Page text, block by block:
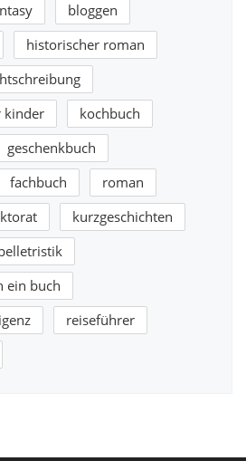
bloggen
historischer roman
kinder
kochbuch
geschenkbuch
fachbuch
roman
kurzgeschichten
ein buch
reiseführer